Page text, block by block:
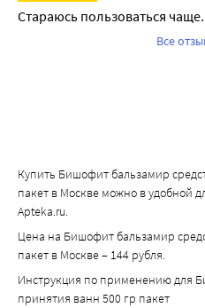
Стараюсь пользоваться
Все
Купить Бишофит бальзамир
пакет в Москве можно в удобной
Apteka.ru.
Цена на Бишофит бальзамир
пакет в Москве – 144 рубля.
Инструкция по применению для
принятия ванн 500 гр пакет